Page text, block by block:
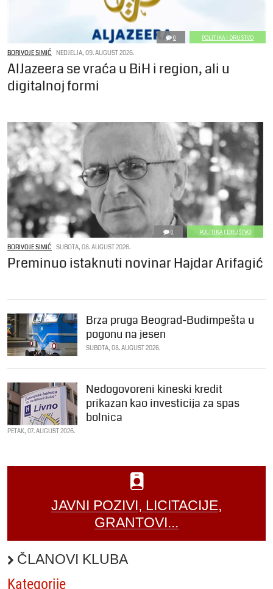
0 POLITIKA I DRUŠTVO
BORIVOJE SIMIĆ NEDJELJA, 09. AUGUST 2026.
AlJazeera se vraća u BiH i region, ali u
digitalnoj formi
0 POLITIKA I DRUŠTVO
BORIVOJE SIMIĆ SUBOTA, 08. AUGUST 2026.
Preminuo istaknuti novinar Hajdar Arifagić
Brza pruga Beograd-Budimpešta u
pogonu na jesen
SUBOTA, 08. AUGUST 2026.
Nedogovoreni kineski kredit
prikazan kao investicija za spas
bolnica
PETAK, 07. AUGUST 2026.
JAVNI POZIVI, LICITACIJE,
GRANTOVI...
ČLANOVI KLUBA
Kategorije